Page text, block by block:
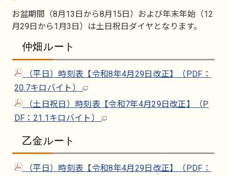
お盆期間（8月13日から8月15日）および年末年始（12
月29日から1月3日）は土日祝日ダイヤとなります。
仲畑ルート
（平日）時刻表【令和8年4月29日改正】（PDF：
20.7キロバイト）
（土日祝日）時刻表【令和7年4月29日改正】（P
DF：21.1キロバイト）
乙金ルート
（平日）時刻表【令和8年4月29日改正】（PDF：